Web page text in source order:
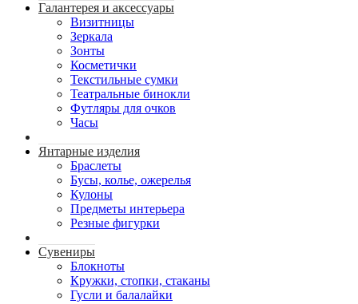
Галантерея и аксессуары
Визитницы
Зеркала
Зонты
Косметички
Текстильные сумки
Театральные бинокли
Футляры для очков
Часы
Янтарные изделия
Браслеты
Бусы, колье, ожерелья
Кулоны
Предметы интерьера
Резные фигурки
Сувениры
Блокноты
Кружки, стопки, стаканы
Гусли и балалайки